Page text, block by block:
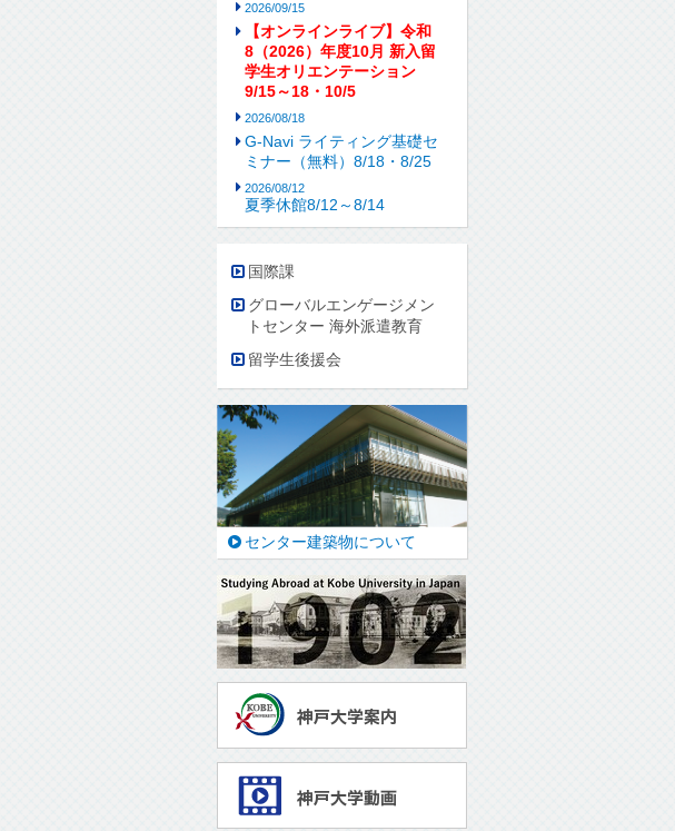
2026/09/15
【オンラインライブ】令和
8（2026）年度10月 新入留
学生オリエンテーション
9/15～18・10/5
2026/08/18
G-Navi ライティング基礎セ
ミナー（無料）8/18・8/25
2026/08/12
夏季休館8/12～8/14
国際課
グローバルエンゲージメン
トセンター 海外派遣教育
留学生後援会
センター建築物について